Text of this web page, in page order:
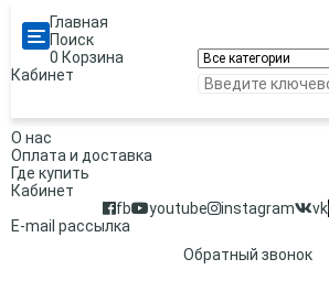
Categories
Главная
Поиск
0 Корзина
Кабинет
О нас
Оплата и доставка
Где купить
Кабинет
fb
youtube instagram vk
E-mail рассылка
Обратный звонок